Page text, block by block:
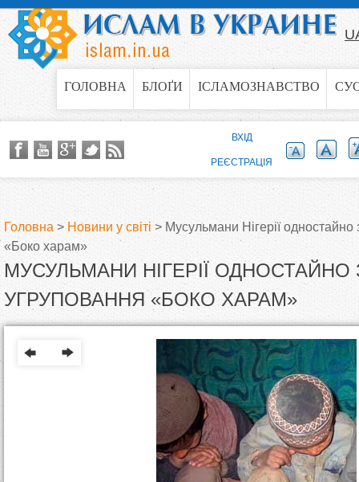
Jump to navigation
ГОЛОВНА БЛОҐИ ІСЛАМОЗНАВСТВО
В
и
є
Головна > Новини у світі > Мусульмани Нігерії одностайно
«Боко харам»
МУСУЛЬМАНИ НІГЕРІЇ ОДНОСТАЙНО
УГРУПОВАННЯ «БОКО ХАРАМ»
ВХІД
РЕЄСТРАЦІЯ